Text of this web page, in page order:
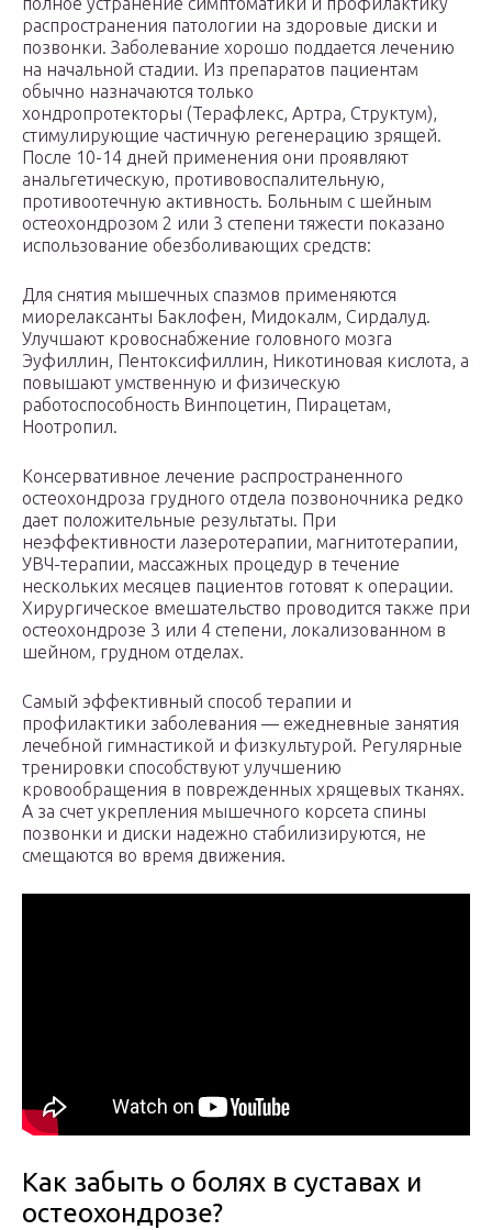
распространения патологии на здоровые диски и
позвонки. Заболевание хорошо поддается лечению
на начальной стадии. Из препаратов пациентам
обычно назначаются только
хондропротекторы (Терафлекс, Артра, Структум),
стимулирующие частичную регенерацию зрящей.
После 10-14 дней применения они проявляют
анальгетическую, противовоспалительную,
противоотечную активность. Больным с шейным
остеохондрозом 2 или 3 степени тяжести показано
использование обезболивающих средств:
Для снятия мышечных спазмов применяются
миорелаксанты Баклофен, Мидокалм, Сирдалуд.
Улучшают кровоснабжение головного мозга
Эуфиллин, Пентоксифиллин, Никотиновая кислота, а
повышают умственную и физическую
работоспособность Винпоцетин, Пирацетам,
Ноотропил.
Консервативное лечение распространенного
остеохондроза грудного отдела позвоночника редко
дает положительные результаты. При
неэффективности лазеротерапии, магнитотерапии,
УВЧ-терапии, массажных процедур в течение
нескольких месяцев пациентов готовят к операции.
Хирургическое вмешательство проводится также при
остеохондрозе 3 или 4 степени, локализованном в
шейном, грудном отделах.
Самый эффективный способ терапии и
профилактики заболевания — ежедневные занятия
лечебной гимнастикой и физкультурой. Регулярные
тренировки способствуют улучшению
кровообращения в поврежденных хрящевых тканях.
А за счет укрепления мышечного корсета спины
позвонки и диски надежно стабилизируются, не
смещаются во время движения.
Как забыть о болях в суставах и
остеохондрозе?